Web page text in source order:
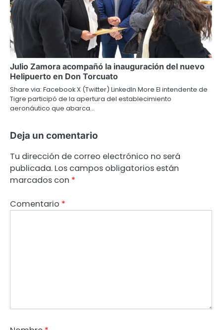
Julio Zamora acompañó la inauguración del nuevo
Helipuerto en Don Torcuato
Share via: Facebook X (Twitter) LinkedIn More El intendente de
Tigre participó de la apertura del establecimiento
aeronáutico que abarca…
Deja un comentario
Tu dirección de correo electrónico no será
publicada. Los campos obligatorios están
marcados con *
Comentario *